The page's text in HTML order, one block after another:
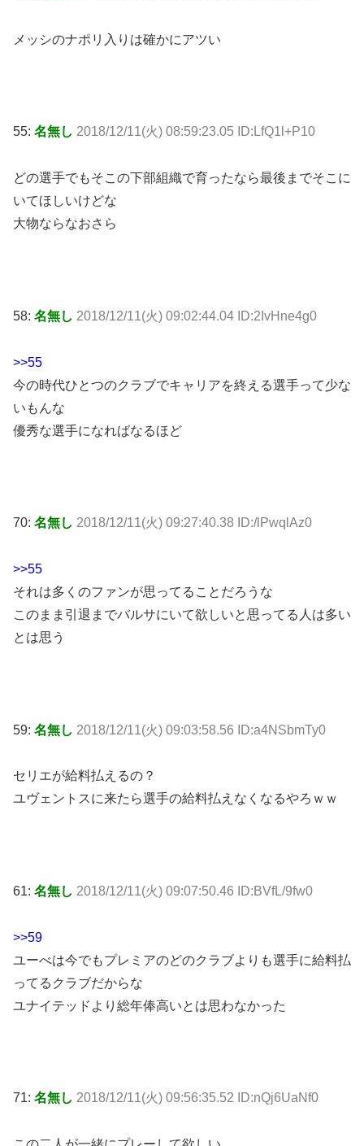
メッシのナポリ入りは確かにアツい
55: 名無し 2018/12/11(火) 08:59:23.05 ID:LfQ1l+P10
どの選手でもそこの下部組織で育ったなら最後までそこに
いてほしいけどな
大物ならなおさら
58: 名無し 2018/12/11(火) 09:02:44.04 ID:2IvHne4g0
>>55
今の時代ひとつのクラブでキャリアを終える選手って少な
いもんな
優秀な選手になればなるほど
70: 名無し 2018/12/11(火) 09:27:40.38 ID:/lPwqlAz0
>>55
それは多くのファンが思ってることだろうな
このまま引退までバルサにいて欲しいと思ってる人は多い
とは思う
59: 名無し 2018/12/11(火) 09:03:58.56 ID:a4NSbmTy0
セリエが給料払えるの？
ユヴェントスに来たら選手の給料払えなくなるやろｗｗ
61: 名無し 2018/12/11(火) 09:07:50.46 ID:BVfL/9fw0
>>59
ユーべは今でもプレミアのどのクラブよりも選手に給料払
ってるクラブだからな
ユナイテッドより総年俸高いとは思わなかった
71: 名無し 2018/12/11(火) 09:56:35.52 ID:nQj6UaNf0